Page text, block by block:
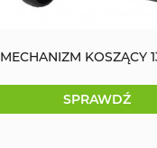
MECHANIZM KOSZĄCY
SPRAWDŹ